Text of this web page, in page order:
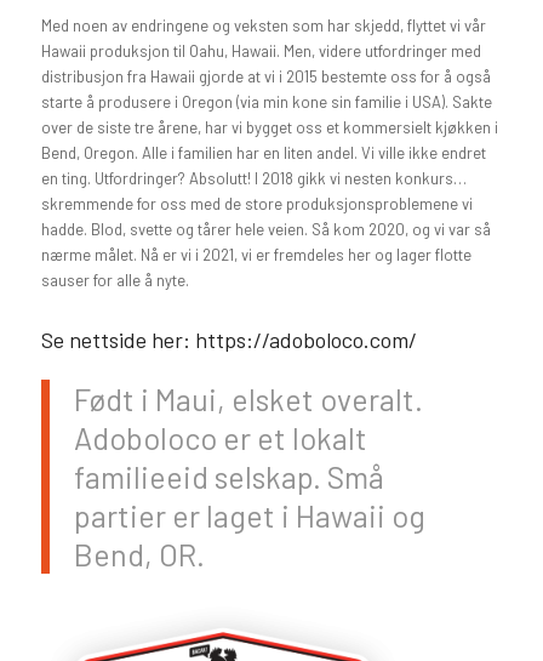
Med noen av endringene og veksten som har skjedd, flyttet vi vår
Hawaii produksjon til Oahu, Hawaii. Men, videre utfordringer med
distribusjon fra Hawaii gjorde at vi i 2015 bestemte oss for å også
starte å produsere i Oregon (via min kone sin familie i USA). Sakte
over de siste tre årene, har vi bygget oss et kommersielt kjøkken i
Bend, Oregon. Alle i familien har en liten andel. Vi ville ikke endret
en ting. Utfordringer? Absolutt! I 2018 gikk vi nesten konkurs…
skremmende for oss med de store produksjonsproblemene vi
hadde. Blod, svette og tårer hele veien. Så kom 2020, og vi var så
nærme målet. Nå er vi i 2021, vi er fremdeles her og lager flotte
sauser for alle å nyte.
Se nettside her: https://adoboloco.com/
Født i Maui, elsket overalt.
Adoboloco er et lokalt
familieeid selskap. Små
partier er laget i Hawaii og
Bend, OR.